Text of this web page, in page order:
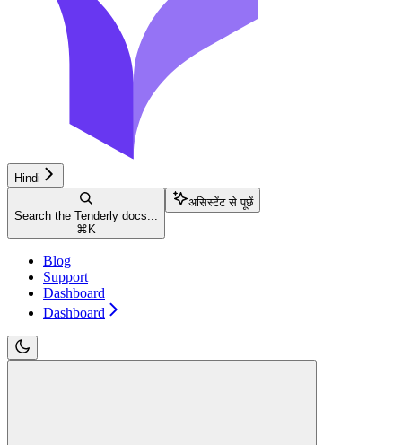
Hindi
Search the Tenderly docs...
⌘ K
असिस्टेंट से पूछें
Blog
Support
Dashboard
Dashboard